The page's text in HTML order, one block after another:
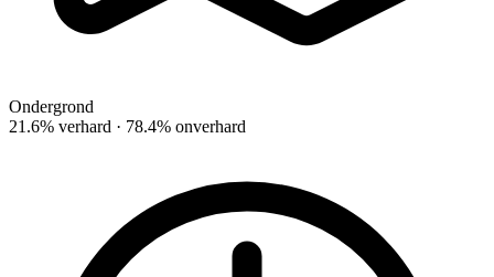
Ondergrond
21.6% verhard · 78.4% onverhard